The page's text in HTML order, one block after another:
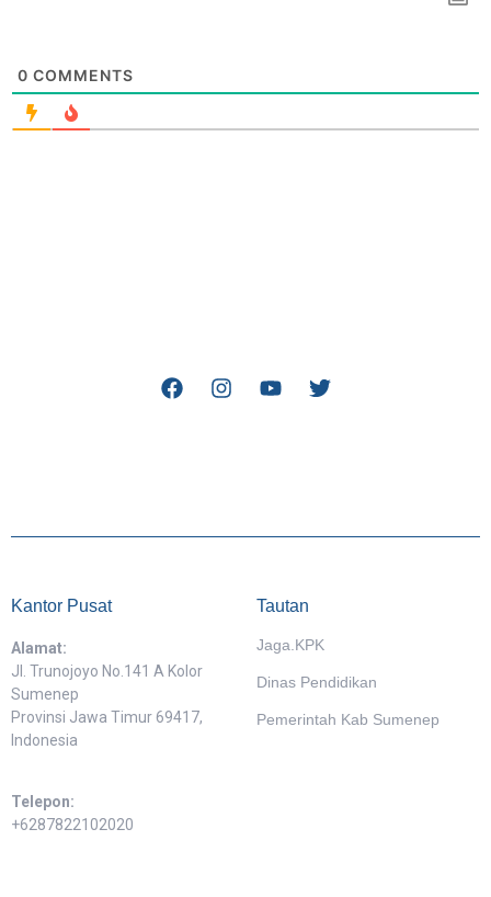
0 COMMENTS
Kantor Pusat
Alamat:
Jl. Trunojoyo No.141 A Kolor
Sumenep
Provinsi Jawa Timur 69417,
Indonesia
Telepon:
+6287822102020
Tautan
Jaga.KPK
Dinas Pendidikan
Pemerintah Kab Sumenep